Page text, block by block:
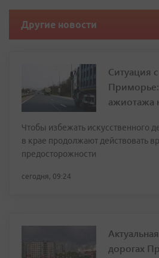
Другие новости
Ситуация
ажиотажа
Чтобы избежать искусственного
в крае продолжают действовать
предосторожности
сегодня, 09:24
дорогах